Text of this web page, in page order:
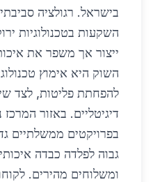
בישראל. רגולציה
השקעות בטכנולוגיות
ייצור אך משפר את
השוק היא אימוץ
להפחתת פליטות, לצד
דיגיטליים. באזור
בפרויקטים ממשלתיים
ומשלוחים מהירים.